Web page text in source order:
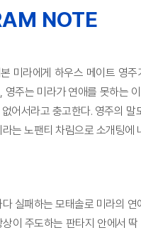
NOTE
미라에게 하우스 메이트 영주
영주는 미라가 연애를 못하는
없어서라고 충고한다. 영주의 말
는 노팬티 차림으로 소개팅에
실패하는 모태솔로 미라의 연
이 주도하는 판타지 안에서